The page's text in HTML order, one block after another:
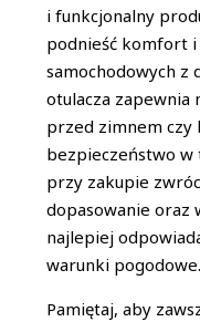
i funkcjonalny
podnieść komfort
samochodowych z
otulacza zapewnia
przed zimnem czy
bezpieczeństwo w
przy zakupie
dopasowanie oraz
najlepiej
warunki pogodowe.
Pamiętaj, aby